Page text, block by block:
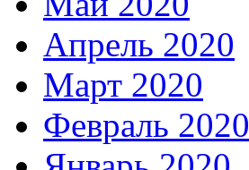
Апрель 2020
Март 2020
Февраль 2020